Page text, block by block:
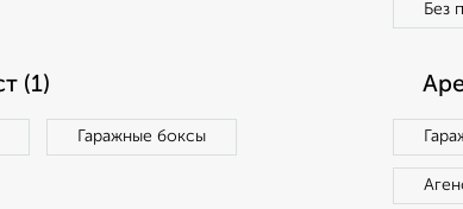
Без
(1)
Гаражные боксы